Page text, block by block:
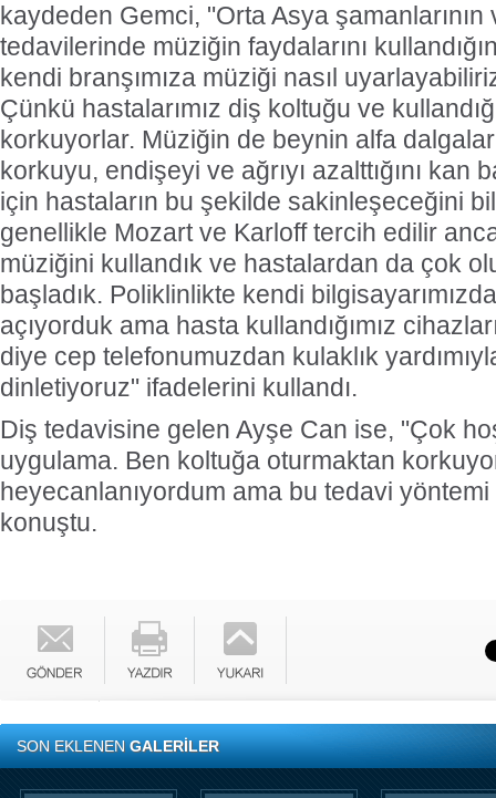
kaydeden Gemci, "Orta Asya şamanlarının
tedavilerinde müziğin faydalarını
kendi branşımıza müziği nasıl
Çünkü hastalarımız diş koltuğu ve
korkuyorlar. Müziğin de beynin alfa
korkuyu, endişeyi ve ağrıyı azalttığını kan
için hastaların bu şekilde sakinleşeceğini
genellikle Mozart ve Karloff tercih edilir
müziğini kullandık ve hastalardan da çok
başladık. Poliklinlikte kendi
açıyorduk ama hasta kullandığımız
diye cep telefonumuzdan kulaklık
dinletiyoruz" ifadelerini kullandı.
Diş tedavisine gelen Ayşe Can ise, "Çok
uygulama. Ben koltuğa oturmaktan
heyecanlanıyordum ama bu tedavi
konuştu.
SON EKLENENGALERİLER